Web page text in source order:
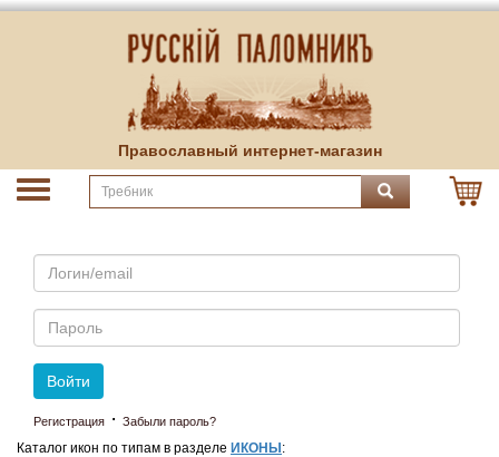
Православный интернет-магазин
Email
Пароль
Войти
Регистрация · Забыли пароль?
Каталог икон по типам в разделе ИКОНЫ :